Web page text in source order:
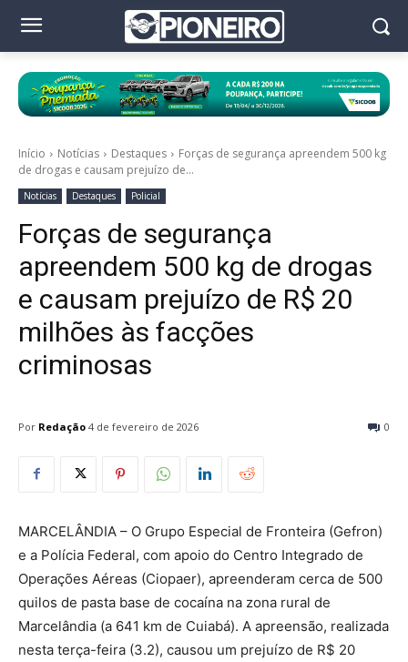
Início Notícias Destaques
Forças de segurança apreendem 500 kg
de drogas e causam prejuízo de...
Notícias Destaques Policial
Forças de segurança
apreendem 500 kg de drogas
e causam prejuízo de R$ 20
milhões às facções
criminosas
Por Redação 0
4 de fevereiro de 2026
MARCELÂNDIA – O Grupo Especial de Fronteira (Gefron)
e a Polícia Federal, com apoio do Centro Integrado de
Operações Aéreas (Ciopaer), apreenderam cerca de 500
quilos de pasta base de cocaína na zona rural de
Marcelândia (a 641 km de Cuiabá). A apreensão, realizada
nesta terça-feira (3.2), causou um prejuízo de R$ 20